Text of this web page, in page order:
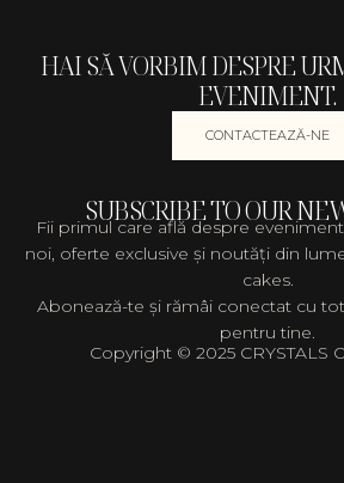
HAI SĂ VORBIM DESPRE
EVENIMENT.
CONTACTEAZĂ-NE
SUBSCRIBE TO OUR
Fii primul care află despre
noi, oferte exclusive și noutăți din
cakes.
Abonează-te și rămâi conectat cu
pentru tine.
Copyright © 2025 CRYSTALS